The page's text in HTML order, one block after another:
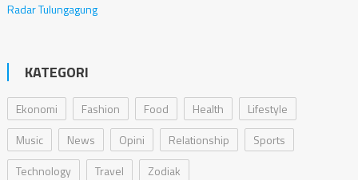
Radar Tulungagung
KATEGORI
Ekonomi Fashion Food Health
Lifestyle
Music
News Opini Relationship
Sports
Technology
Travel Zodiak